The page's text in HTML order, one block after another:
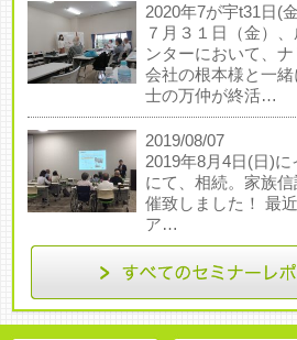
2020年7が宇t31日(
７月３１日（金）
ンターにおいて、
会社の根本様と一
士の万仲が終活…
2019/08/07
2019年8月4日(日)
にて、相続。家族
催致しました！ 最
ア…